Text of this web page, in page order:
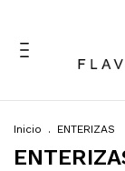
Inicio . ENTERIZAS